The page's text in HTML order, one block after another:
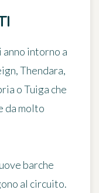
intorno a
Thendara,
o Tuiga che
da molto
barche
al circuito.